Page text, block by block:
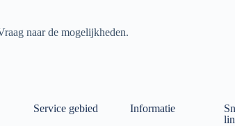
naar de mogelijkheden.
Service gebied Informatie